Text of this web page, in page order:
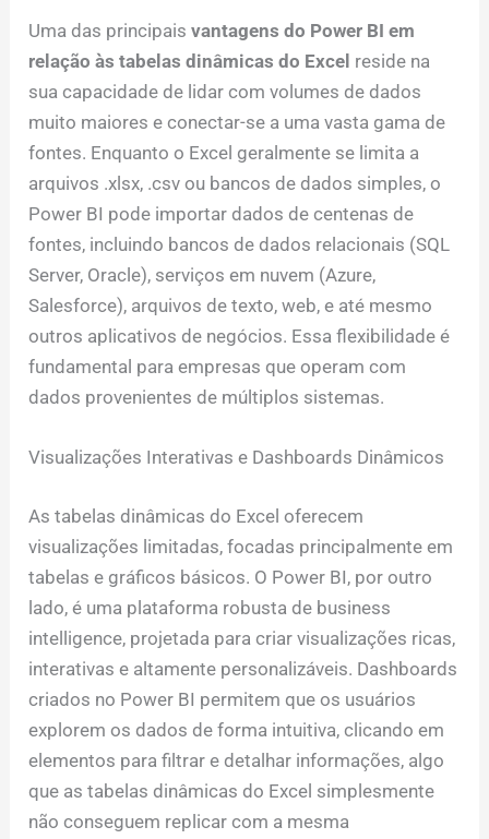
Uma das principaisvantagens do Power BI em
relação às tabelas dinâmicas do Excel reside na
sua capacidade de lidar com volumes de dados
muito maiores e conectar-se a uma vasta gama de
fontes. Enquanto o Excel geralmente se limita a
arquivos .xlsx, .csv ou bancos de dados simples, o
Power BI pode importar dados de centenas de
fontes, incluindo bancos de dados relacionais (SQL
Server, Oracle), serviços em nuvem (Azure,
Salesforce), arquivos de texto, web, e até mesmo
outros aplicativos de negócios. Essa flexibilidade é
fundamental para empresas que operam com
dados provenientes de múltiplos sistemas.
Visualizações Interativas e Dashboards Dinâmicos
As tabelas dinâmicas do Excel oferecem
visualizações limitadas, focadas principalmente em
tabelas e gráficos básicos. O Power BI, por outro
lado, é uma plataforma robusta de business
intelligence, projetada para criar visualizações ricas,
interativas e altamente personalizáveis. Dashboards
criados no Power BI permitem que os usuários
explorem os dados de forma intuitiva, clicando em
elementos para filtrar e detalhar informações, algo
que as tabelas dinâmicas do Excel simplesmente
não conseguem replicar com a mesma